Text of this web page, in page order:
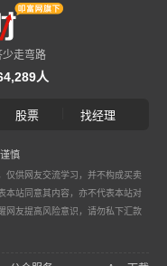
少走弯路
人
股票 找经理
慎
仅供网友交流学习，并不构成买卖
本站同意其内容，亦不代表本站对
网友提高风险意识，请勿私下汇款